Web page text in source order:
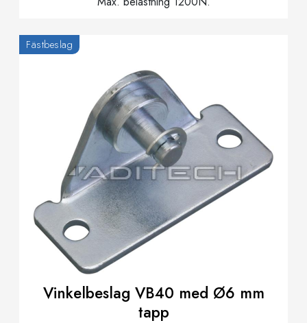
Fästbeslag
Vinkelbeslag VB40 med Ø6 mm
tapp